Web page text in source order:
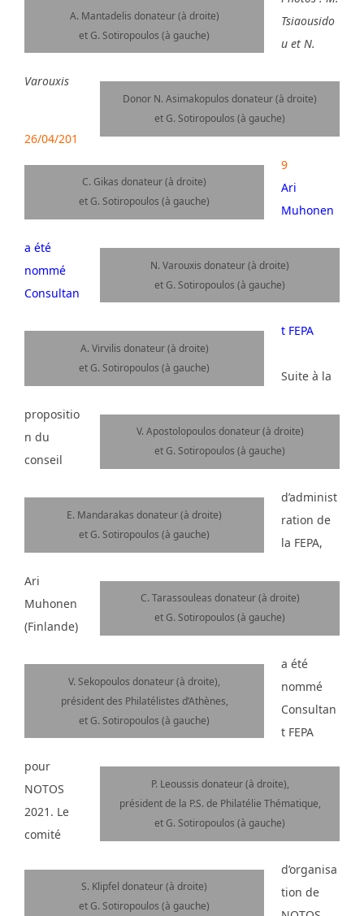
A. Mantadelis donateur (à droite)
et G. Sotiropoulos (à gauche)
Donor N. Asimakopulos donateur (à droite)
et G. Sotiropoulos (à gauche)
C. Gikas donateur (à droite)
et G. Sotiropoulos (à gauche)
N. Varouxis donateur (à droite)
et G. Sotiropoulos (à gauche)
A. Virvilis donateur (à droite)
et G. Sotiropoulos (à gauche)
V. Apostolopoulos donateur (à droite)
et G. Sotiropoulos (à gauche)
E. Mandarakas donateur (à droite)
et G. Sotiropoulos (à gauche)
C. Tarassouleas donateur (à droite)
et G. Sotiropoulos (à gauche)
V. Sekopoulos donateur (à droite),
président des Philatélistes d’Athènes,
et G. Sotiropoulos (à gauche)
P. Leoussis donateur (à droite),
président de la P.S. de Philatélie Thématique,
et G. Sotiropoulos (à gauche)
S. Klipfel donateur (à droite)
et G. Sotiropoulos (à gauche)
Tsiaousido
u et N.
Varouxis
26/04/201
9
Ari
Muhonen
a été
nommé
Consultan
t FEPA
Suite à la
propositio
n du
conseil
d’administ
ration de
la FEPA,
Ari
Muhonen
(Finlande)
a été
nommé
Consultan
t FEPA
pour
NOTOS
2021. Le
comité
d’organisa
tion de